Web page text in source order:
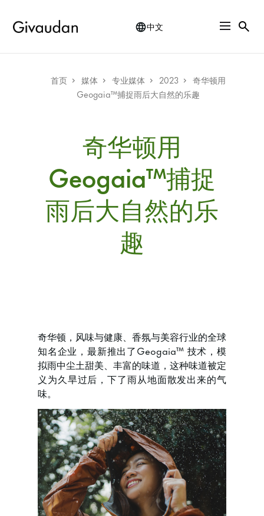
main
content
中文
Breadcrumb
首页 媒体 专业媒体 2023
奇华顿用
Geogaia™捕捉雨后大自然的乐趣
奇华顿用
Geogaia™捕捉
雨后大自然的乐
趣
奇华顿，风味与健康、香氛与美容行业的全球
知名企业，最新推出了Geogaia™ 技术，模
拟雨中尘土甜美、丰富的味道，这种味道被定
义为久旱过后，下了雨从地面散发出来的气
味。